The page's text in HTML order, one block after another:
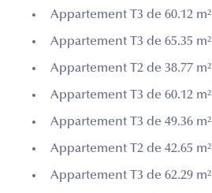
Appartement T3 de 60.12 m²
Appartement T3 de 65.35 m²
Appartement T2 de 38.77 m²
Appartement T3 de 60.12 m²
Appartement T3 de 49.36 m²
Appartement T2 de 42.65 m²
Appartement T3 de 62.29 m²